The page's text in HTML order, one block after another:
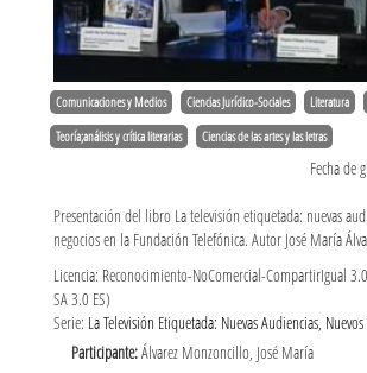
Comunicaciones y Medios Ciencias Jurídico-Sociales Literatura
Teoría;análisis y crítica literarias Ciencias de las artes y las letras
Fecha de
Presentación del libro La televisión etiquetada: nuevas
negocios en la Fundación Telefónica. Autor José María
Licencia: Reconocimiento-NoComercial-CompartirIgual
SA 3.0 ES)
Serie: La Televisión Etiquetada: Nuevas Audiencias,
Participante:Álvarez Monzoncillo, José María